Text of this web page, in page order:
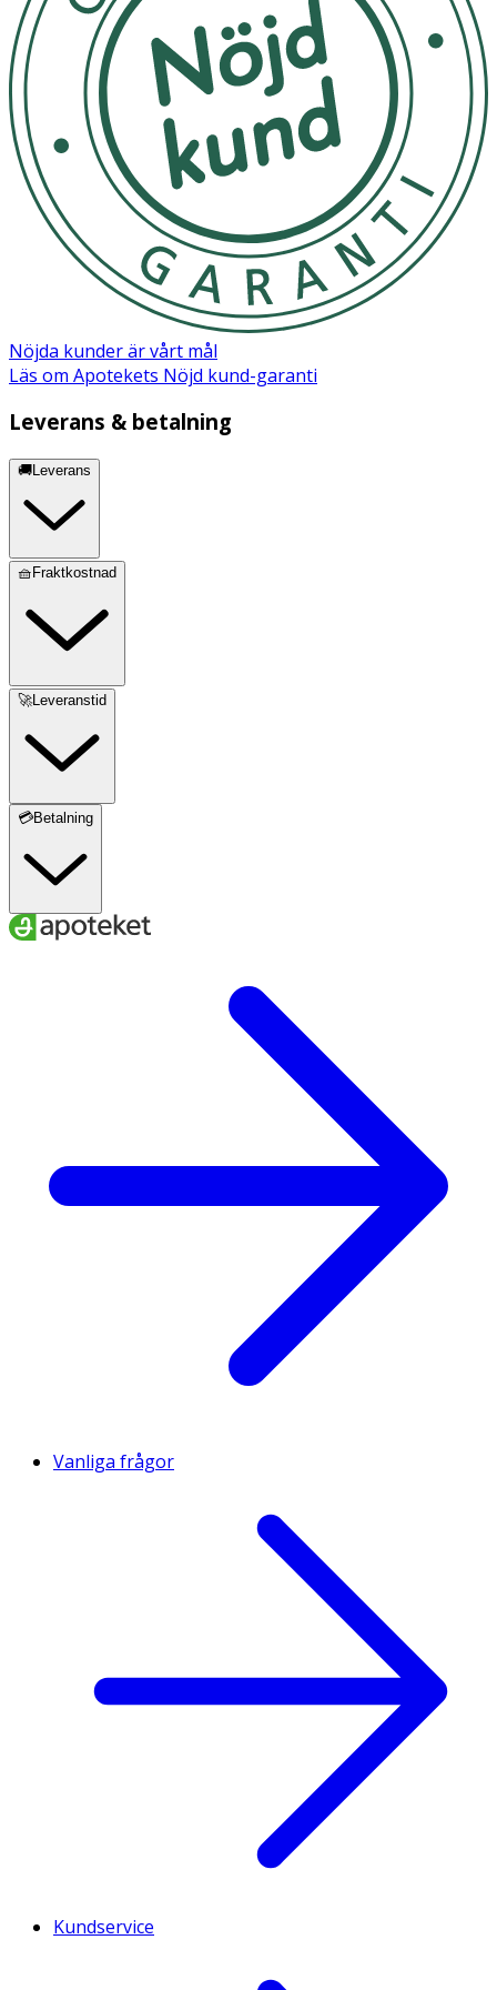
Nöjda kunder är vårt mål
Läs om Apotekets Nöjd kund-garanti
Leverans & betalning
🚚Leverans
🧺Fraktkostnad
🚀Leveranstid
💳Betalning
Vanliga frågor
Kundservice